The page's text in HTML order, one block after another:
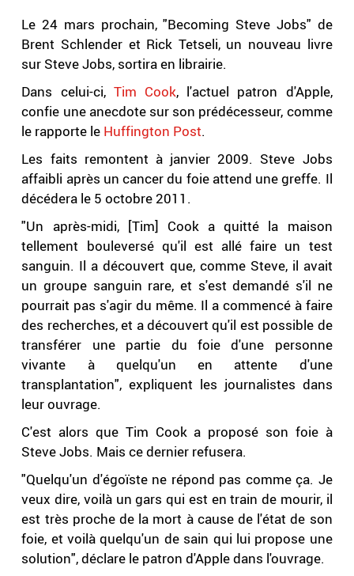
Le 24 mars prochain, "Becoming Steve Jobs" de
Brent Schlender et Rick Tetseli, un nouveau livre
sur Steve Jobs, sortira en librairie.
Dans celui-ci, Tim Cook, l'actuel patron d'Apple,
confie une anecdote sur son prédécesseur, comme
le rapporte le Huffington Post.
Les faits remontent à janvier 2009. Steve Jobs
affaibli après un cancer du foie attend une greffe. Il
décédera le 5 octobre 2011.
"Un après-midi, [Tim] Cook a quitté la maison
tellement bouleversé qu'il est allé faire un test
sanguin. Il a découvert que, comme Steve, il avait
un groupe sanguin rare, et s'est demandé s'il ne
pourrait pas s'agir du même. Il a commencé à faire
des recherches, et a découvert qu'il est possible de
transférer une partie du foie d'une personne
vivante à quelqu'un en attente d'une
transplantation", expliquent les journalistes dans
leur ouvrage.
C'est alors que Tim Cook a proposé son foie à
Steve Jobs. Mais ce dernier refusera.
"Quelqu'un d'égoïste ne répond pas comme ça. Je
veux dire, voilà un gars qui est en train de mourir, il
est très proche de la mort à cause de l'état de son
foie, et voilà quelqu'un de sain qui lui propose une
solution", déclare le patron d'Apple dans l'ouvrage.